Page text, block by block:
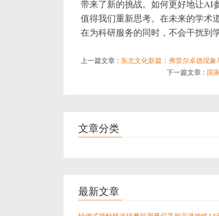
带来了新的挑战。如何更好地让AI
值得我们重新思考。在未来的学术
在为科研服务的同时，不会干扰到
上一篇文章 : 东北文化新篇：弗雷尔卓德现
下一篇文章 : 国
文章分类
最新文章